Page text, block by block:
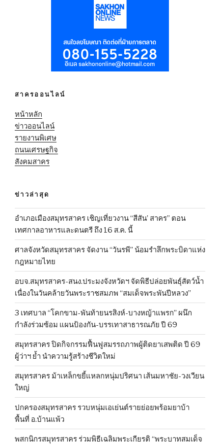
สาครออนไลน์
หน้าหลัก
ข่าวออนไลน์
รายงานพิเศษ
ถนนเศรษฐกิจ
สังคมสาคร
ข่าวล่าสุด
อำเภอเมืองสมุทรสาคร เชิญเที่ยวงาน “สีสัน’ สาคร” ตอน
เทศกาลอาหารและดนตรี ถึง 16 ส.ค. นี้
ศาลจังหวัดสมุทรสาคร จัดงาน “วันรพี” น้อมรำลึกพระบิดาแห่ง
กฎหมายไทย
อบจ.สมุทรสาคร-สนง.ประมงจังหวัดฯ จัดพิธีปล่อยพันธุ์สัตว์น้ำ
เนื่องในวันคล้ายวันพระราชสมภพ “สมเด็จพระพันปีหลวง”
3 เทศบาล “โคกขาม-พันท้ายนรสิงห์-บางหญ้าแพรก” ผนึก
กำลังร่วมซ้อม แผนป้องกัน-บรรเทาสาธารณภัย ปี 69
สมุทรสาคร ปิดกิจกรรมฟื้นฟูสมรรถภาพผู้ติดยาเสพติด ปี 69
ผู้ว่าฯ ย้ำ นำความรู้สร้างชีวิตใหม่
สมุทรสาคร ม้าเหล็กขยี้แหลกหนุ่มปริศนา เส้นมหาชัย-วงเวียน
ใหญ่
ปกครองสมุทรสาคร รวบหนุ่มเอเย่นต์รายย่อยพร้อมยาบ้า
พื้นที่ อ.บ้านแพ้ว
พสกนิกรสมุทรสาคร ร่วมพิธีเฉลิมพระเกียรติ “พระบาทสมเด็จ